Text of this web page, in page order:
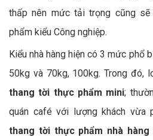
thấp nên mức tải trọng cũng
phẩm kiểu Công nghiệp.
Kiểu nhà hàng hiện có 3 mức phổ
50kg và 70kg, 100kg. Trong đó,
thang tời thực phẩm mini;
quán café với lượng khách vừa
thang tời thực phẩm nhà hàng